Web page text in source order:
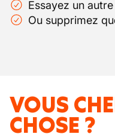
Essayez un
Ou supprimez
VOUS
CHOSE ?